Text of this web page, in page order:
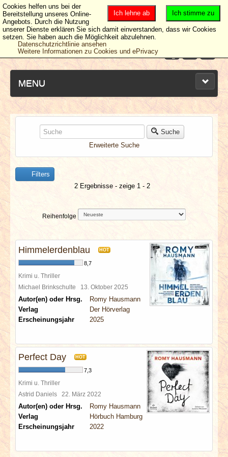
MENU
NEUESTE ARTIKEL
NEWS & DATES
BERICHTE
VERLOSUNGEN
SPECIALS
REDAKTION
LINKS
Suche
Erweiterte Suche
Filters
2 Ergebnisse - zeige 1 - 2
Reihenfolge
Himmelerdenblau HOT
8,7
Krimi u. Thriller
Michael Brinkschulte 13. Oktober 2025
Autor(en) oder Hrsg.
Romy Hausmann
Verlag
Der Hörverlag
Erscheinungsjahr
2025
Perfect Day HOT
7,3
Krimi u. Thriller
Astrid Daniels 22. März 2022
Autor(en) oder Hrsg.
Romy Hausmann
Verlag
Hörbuch Hamburg
Erscheinungsjahr
2022
Ich stimme zu
Ich lehne ab
Cookies helfen uns bei der
Bereitstellung unseres Online-
Angebots. Durch die Nutzung
unserer Dienste erklären Sie sich damit einverstanden, dass wir Cookies
setzen. Sie haben auch die Möglichkeit abzulehnen.
Datenschutzrichtlinie ansehen
Weitere Informationen zu Cookies und ePrivacy